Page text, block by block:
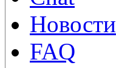
Новости
FAQ